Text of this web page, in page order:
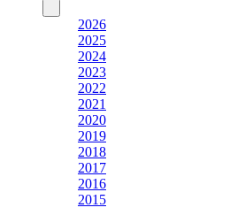
2026
2025
2024
2023
2022
2021
2020
2019
2018
2017
2016
2015